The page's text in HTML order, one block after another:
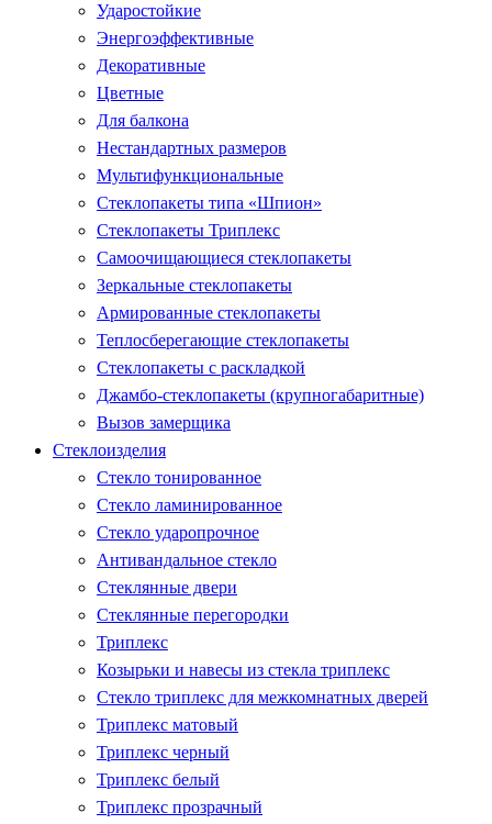
Ударостойкие
Энергоэффективные
Декоративные
Цветные
Для балкона
Нестандартных размеров
Мультифункциональные
Стеклопакеты типа «Шпион»
Стеклопакеты Триплекс
Самоочищающиеся стеклопакеты
Зеркальные стеклопакеты
Армированные стеклопакеты
Теплосберегающие стеклопакеты
Стеклопакеты с раскладкой
Джамбо-стеклопакеты (крупногабаритные)
Вызов замерщика
Стеклоизделия
Стекло тонированное
Стекло ламинированное
Стекло ударопрочное
Антивандальное стекло
Стеклянные двери
Стеклянные перегородки
Триплекс
Козырьки и навесы из стекла триплекс
Стекло триплекс для межкомнатных дверей
Триплекс матовый
Триплекс черный
Триплекс белый
Триплекс прозрачный